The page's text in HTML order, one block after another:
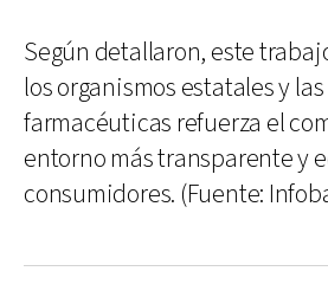
Según detallaron, este
los organismos estatales y
farmacéuticas refuerza el
entorno más transparente y
consumidores. (Fuente: